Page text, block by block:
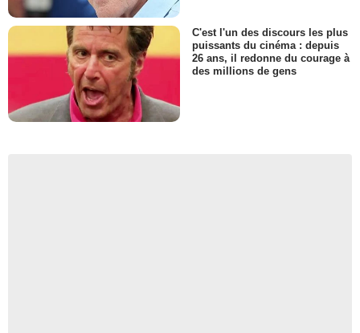
C'est l'un des discours les plus
puissants du cinéma : depuis
26 ans, il redonne du courage à
des millions de gens